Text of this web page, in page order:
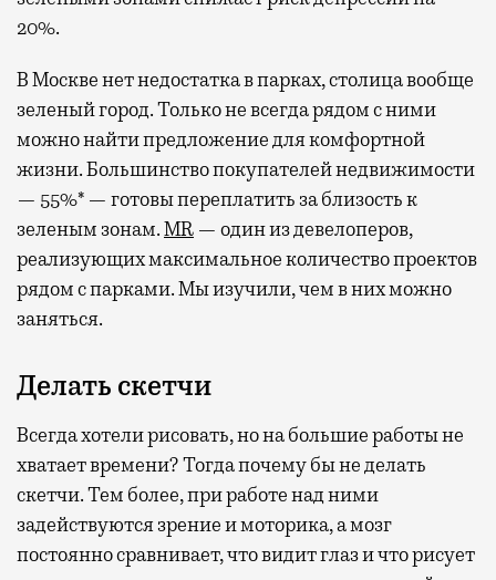
20%.
В Москве нет недостатка в парках, столица вообще
зеленый город. Только не всегда рядом с ними
можно найти предложение для комфортной
жизни. Большинство покупателей недвижимости
— 55%* — готовы переплатить за близость к
зеленым зонам.MR — один из девелоперов,
реализующих максимальное количество проектов
рядом с парками. Мы изучили, чем в них можно
заняться.
Делать скетчи
Всегда хотели рисовать, но на большие работы не
хватает времени? Тогда почему бы не делать
скетчи. Тем более, при работе над ними
задействуются зрение и моторика, а мозг
постоянно сравнивает, что видит глаз и что рисует